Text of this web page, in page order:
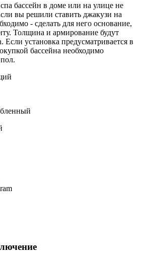
бассейн в доме или на улице не
вы решили ставить джакузи на
- сделать для него основание,
Толщина и армирование будут
Если установка предусматривается в
бассейна необходимо